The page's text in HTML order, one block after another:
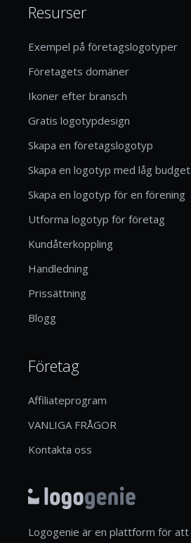
Resurser
Exempel på företagslogotyper
Företagets domäner
Ikoner efter bransch
Gratis logotypdesign
Skapa en företagslogotyp
Skapa en logotyp med låg budget
Skapa en logotyp för en förening
Utforma logotyp för företag
Kundåterkoppling
Handledning
Prissättning
Blogg
Företag
Affiliateprogram
VANLIGA FRÅGOR
Kontakta oss
Logogenie är en plattform för att